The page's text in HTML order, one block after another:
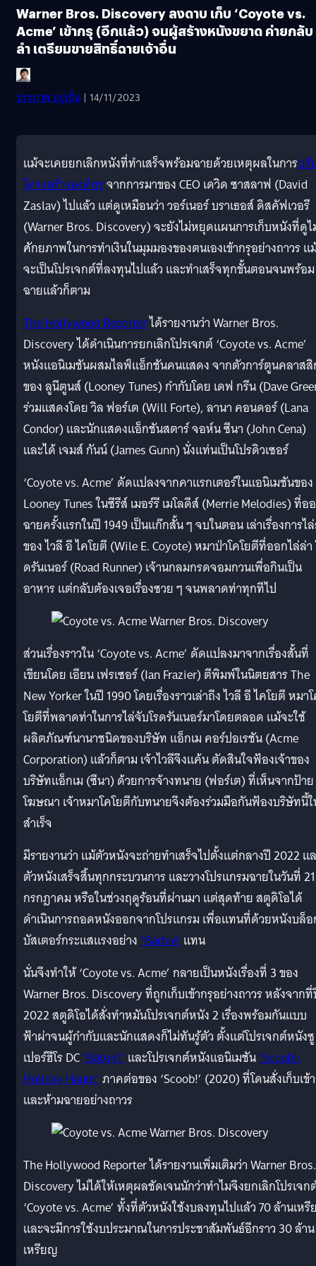
Warner Bros. Discovery ลงดาบ เก็บ ‘Coyote vs.
Acme’ เข้ากรุ (อีกแล้ว) จนผู้สร้างหนังขยาด ค่ายกลับ
ลำ เตรียมขายสิทธิ์ฉายเจ้าอื่น
ประภาส อยู่เย็น | 14/11/2023
แม้จะเคยยกเลิกหนังที่ทำเสร็จพร้อมฉายด้วยเหตุผลในการปรั
โครงสร้างองค์กรจากการมาของ CEO เดวิด ซาสลาฟ (David
Zaslav) ไปแล้ว แต่ดูเหมือนว่า วอร์เนอร์ บราเธอส์ ดิสคัฟเวอรี
(Warner Bros. Discovery) จะยังไม่หยุดแผนการเก็บหนังที่ดู
ศักยภาพในการทำเงินในมุมมองของตนเองเข้ากรุอย่างถาวร แ
จะเป็นโปรเจกต์ที่ลงทุนไปแล้ว และทำเสร็จทุกขั้นตอนจนพร้อม
ฉายแล้วก็ตาม
The Hollywood Reporterได้รายงานว่า Warner Bros.
Discovery ได้ดำเนินการยกเลิกโปรเจกต์ ‘Coyote vs. Acme’
หนังแอนิเมชันผสมไลฟ์แอ็กชันคนแสดง จากตัวการ์ตูนคลาส
ของ ลูนีตูนส์ (Looney Tunes) กำกับโดย เดฟ กรีน (Dave
ร่วมแสดงโดย วิล ฟอร์เต (Will Forte), ลานา คอนดอร์ (Lana
Condor) และนักแสดงแอ็กชันสตาร์ จอห์น ซีนา (John Cena)
และได้ เจมส์ กันน์ (James Gunn) นั่งแท่นเป็นโปรดิวเซอร์
‘Coyote vs. Acme’ ดัดแปลงจากคาแรกเตอร์ในแอนิเมชันของ
Looney Tunes ในซีรีส์ เมอร์รี เมโลดีส์ (Merrie Melodies) ที่อ
ฉายครั้งแรกในปี 1949 เป็นแก๊กสั้น ๆ จบในตอน เล่าเรื่องการไ
ของ ไวลี อี ไคโยตี (Wile E. Coyote) หมาป่าโคโยตีที่ออกไล่ล่า
ดรันเนอร์ (Road Runner) เจ้านกลมกรดจอมกวนเพื่อกินเป็น
อาหาร แต่กลับต้องเจอเรื่องซวย ๆ จนพลาดท่าทุกทีไป
ส่วนเรื่องราวใน ‘Coyote vs. Acme’ ดัดแปลงมาจากเรื่องสั้นที่
เขียนโดย เอียน เฟรเซอร์ (Ian Frazier) ตีพิมพ์ในนิตยสาร The
New Yorker ในปี 1990 โดยเรื่องราวเล่าถึง ไวลี อี ไคโยตี หมา
โยตีที่พลาดท่าในการไล่จับโรดรันเนอร์มาโดยตลอด แม้จะใช้
ผลิตภัณฑ์นานาชนิดของบริษัท แอ็กเม คอร์ปอเรชัน (Acme
Corporation) แล้วก็ตาม เจ้าไวลีจึงแค้น ตัดสินใจฟ้องเจ้าของ
บริษัทแอ็กเม (ซีนา) ด้วยการจ้างทนาย (ฟอร์เต) ที่เห็นจากป้าย
โฆษณา เจ้าหมาโคโยตีกับทนายจึงต้องร่วมมือกันฟ้องบริษัทนี้
สำเร็จ
มีรายงานว่า แม้ตัวหนังจะถ่ายทำเสร็จไปตั้งแต่กลางปี 2022 แ
ตัวหนังเสร็จสิ้นทุกกระบวนการ และวางโปรแกรมฉายในวันที่ 21
กรกฎาคม หรือในช่วงฤดูร้อนที่ผ่านมา แต่สุดท้าย สตูดิโอได้
ดำเนินการถอดหนังออกจากโปรแกรม เพื่อแทนที่ด้วยหนังบล็
บัสเตอร์กระแสแรงอย่าง‘Barbie’แทน
นั่นจึงทำให้ ‘Coyote vs. Acme’ กลายเป็นหนังเรื่องที่ 3 ของ
Warner Bros. Discovery ที่ถูกเก็บเข้ากรุอย่างถาวร หลังจาก
2022 สตูดิโอได้สั่งทำหมันโปรเจกต์หนัง 2 เรื่องพร้อมกันแบบ
ฟ้าผ่าจนผู้กำกับและนักแสดงก็ไม่ทันรู้ตัว ตั้งแต่โปรเจกต์หนังซู
เปอร์ฮีโร DC‘Batgirl’และโปรเจกต์หนังแอนิเมชัน‘Scoob!:
Holiday Haunt’ภาคต่อของ ‘Scoob!’ (2020) ที่โดนสั่งเก็บเข้
และห้ามฉายอย่างถาวร
The Hollywood Reporter ได้รายงานเพิ่มเติมว่า Warner Bros.
Discovery ไม่ได้ให้เหตุผลชัดเจนนักว่าทำไมจึงยกเลิกโปรเจก
‘Coyote vs. Acme’ ทั้งที่ตัวหนังใช้งบลงทุนไปแล้ว 70 ล้านเห
และจะมีการใช้งบประมาณในการประชาสัมพันธ์อีกราว 30 ล้าน
เหรียญ